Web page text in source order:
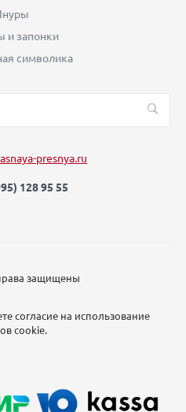
и запонки
символика
presnya.ru
128 95 55
защищены
согласие на использование
cookie.